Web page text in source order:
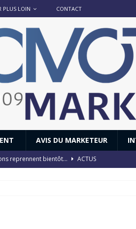
PLUS LOIN CONTACT
AVIS DU MARKETEUR
reprennent bientôt…
ACTUS